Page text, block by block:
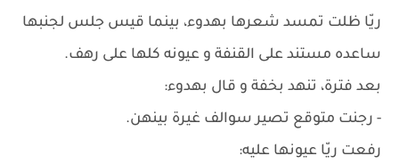
ريّا ظلت تمسد شعرها بهدوء، بينما قيس جلس لجنبها
ساعده مستند على القنفة و عيونه كلها على رهف.
بعد فترة، تنهد بخفة و قال بهدوء:
- رجنت متوقع تصير سوالف غيرة بينهن.
رفعت ريّا عيونها عليه: